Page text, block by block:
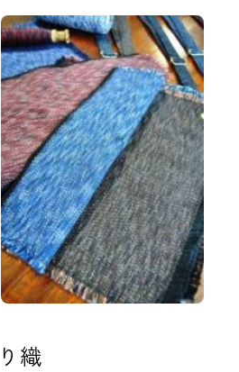
織